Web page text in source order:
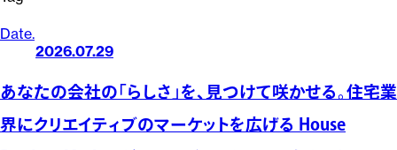
Date.
2026.07.29
あなたの会社の「らしさ」を、見つけて咲かせる。住宅業
界にクリエイティブのマーケットを広げる House